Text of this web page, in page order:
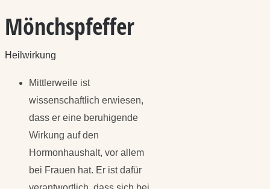
Mönchspfeffer
Heilwirkung
Mittlerweile ist
wissenschaftlich erwiesen,
dass er eine beruhigende
Wirkung auf den
Hormonhaushalt, vor allem
bei Frauen hat. Er ist dafür